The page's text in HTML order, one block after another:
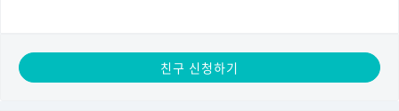
친구 신청하기